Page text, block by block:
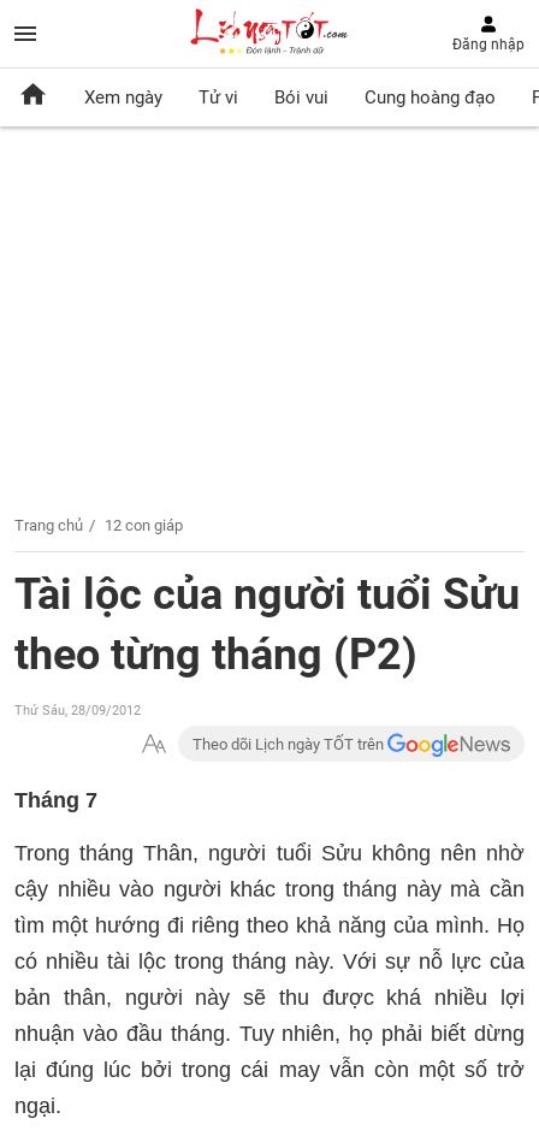
Đăng nhập
Xem ngày Tử vi Bói vui Cung hoàng đạo
Trang chủ 12 con giáp
Tài lộc của người tuổi Sửu
theo từng tháng (P2)
Thứ Sáu, 28/09/2012
Theo dõi Lịch ngày TỐT trên
Tháng 7
Trong tháng Thân, người tuổi Sửu không nên nhờ
cậy nhiều vào người khác trong tháng này mà cần
tìm một hướng đi riêng theo khả năng của mình. Họ
có nhiều tài lộc trong tháng này. Với sự nỗ lực của
bản thân, người này sẽ thu được khá nhiều lợi
nhuận vào đầu tháng. Tuy nhiên, họ phải biết dừng
lại đúng lúc bởi trong cái may vẫn còn một số trở
ngại.